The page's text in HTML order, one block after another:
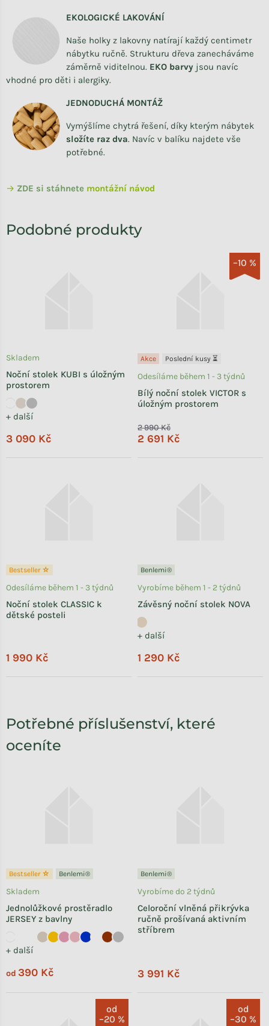
EKOLOGICKÉ LAKOVÁNÍ
Naše holky z lakovny natírají každý centimetr
nábytku ručně. Strukturu dřeva zanecháváme
záměrně viditelnou. EKO barvy jsou navíc
vhodné pro děti i alergiky.
JEDNODUCHÁ MONTÁŽ
Vymýšlíme chytrá řešení, díky kterým nábytek
složíte raz dva. Navíc v balíku najdete vše
potřebné.
→ ZDE si stáhnete montážní návod
Noční stolek KUBI s úložným
prostorem
+ další
Skladem
3 090 Kč
–10 %
Akce Poslední kusy ⏳
Bílý noční stolek VICTOR s
úložným prostorem
Odesíláme během 1 - 3 týdnů
2 990 Kč
2 691 Kč
Bestseller ☆
Noční stolek CLASSIC k
dětské posteli
Odesíláme během 1 - 3 týdnů
1 990 Kč
Benlemi®
Závěsný noční stolek NOVA
+ další
Vyrobíme během 1 - 2 týdnů
1 290 Kč
Potřebné příslušenství, které
oceníte
Bestseller ☆ Benlemi®
Jednolůžkové prostěradlo
JERSEY z bavlny
+ další
Skladem
od 390 Kč
Benlemi®
Celoroční vlněná přikrývka
ručně prošívaná aktivním
stříbrem
Vyrobíme do 2 týdnů
3 991 Kč
od
–20 %
od
–30 %